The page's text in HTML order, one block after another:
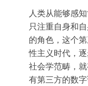
人类从能够感
只注重自身和
的角色，这个
性主义时代，
社会学范畴，
有第三方的数